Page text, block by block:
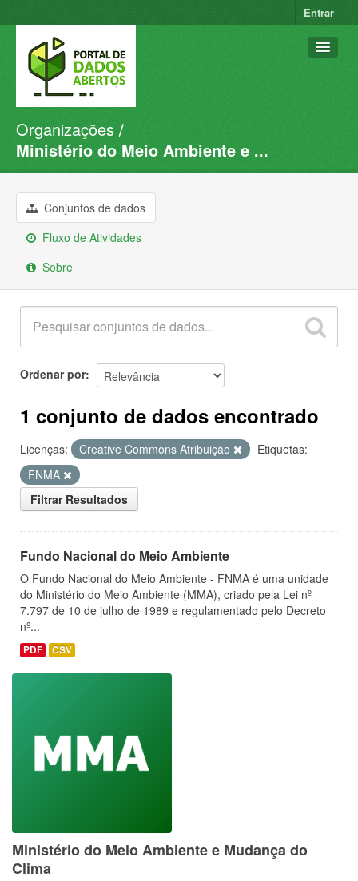
Entrar
Conjuntos de dados
Organizações
Sobre
Organizações
Ministério do Meio Ambiente e ...
Conjuntos de dados
Fluxo de Atividades
Sobre
Ordenar por
1 conjunto de dados encontrado
Licenças: Creative Commons Atribuição
Etiquetas:
FNMA
Filtrar Resultados
Fundo Nacional do Meio Ambiente
O Fundo Nacional do Meio Ambiente - FNMA é uma unidade
do Ministério do Meio Ambiente (MMA), criado pela Lei nº
7.797 de 10 de julho de 1989 e regulamentado pelo Decreto
nº...
PDF CSV
Ministério do Meio Ambiente e Mudança do
Clima